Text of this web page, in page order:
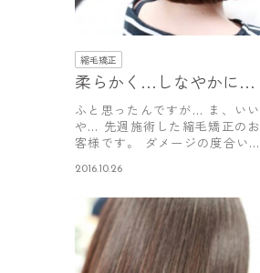
縮毛矯正
柔らかく…しなやかに…
ふと思ったんですが… ま、いい
や… 先週施術した縮毛矯正のお
客様です。 ダメージの度合い
2016.10.26